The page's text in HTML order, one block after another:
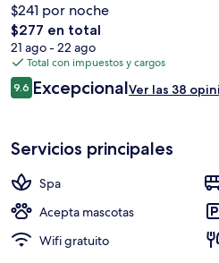
$241 por noche
El
precio
total
es
de
$277 en total
21 ago - 22 ago
Total con impuestos y cargos
Opiniones
9.69.6 de 10,
ExcepcionalVer las 38
Servicios principales
Spa
Acepta mascotas
Wifi gratuito